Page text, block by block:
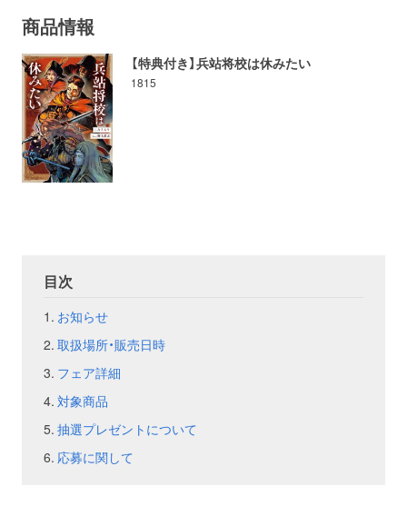
商品情報
【特典付き】兵站将校は休みたい
1815
目次
お知らせ
取扱場所・販売日時
フェア詳細
対象商品
抽選プレゼントについて
応募に関して
その他
イベント
フェア
会社概要